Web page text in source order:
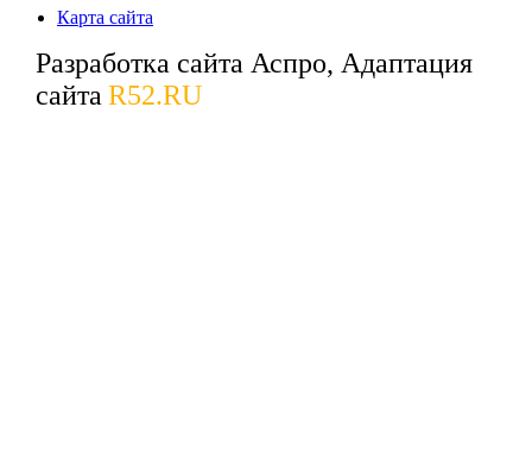
Карта сайта
Разработка сайта Аспро, Адаптация
сайта R52.RU